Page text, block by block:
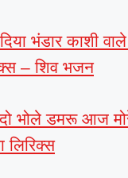
भंडार काशी
– शिव भजन
भोले डमरू आज
लिरिक्स